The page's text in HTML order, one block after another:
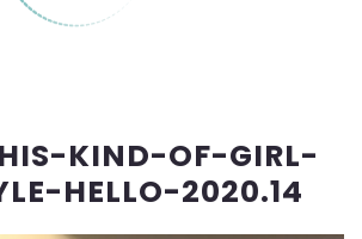
KIND-OF-GIRL-
HELLO-2020.14